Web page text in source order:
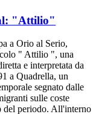
"Attilio"
a Orio al Serio,
" Attilio ", una
e interpretata da
a Quadrella, un
segnato dalle
sulle coste
del periodo. All'interno